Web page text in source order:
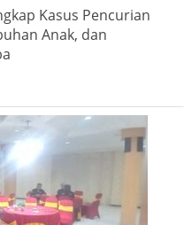
Kasus Pencurian
Anak, dan